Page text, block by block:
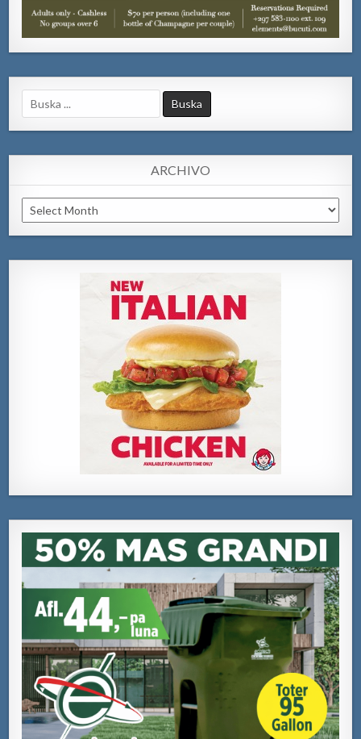
Search
for:
ARCHIVO
Archivo